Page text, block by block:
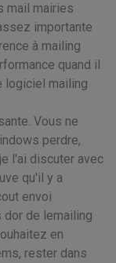
mail mairies
importante
à mailing
quand il
logiciel mailing
Vous ne
perdre,
l'ai discuter avec
qu'il y a
envoi
de lemailing
en
rester dans